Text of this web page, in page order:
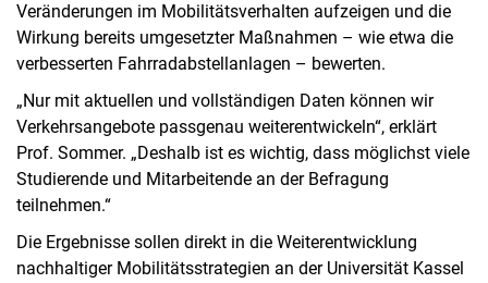
Veränderungen im Mobilitätsverhalten aufzeigen und die
Wirkung bereits umgesetzter Maßnahmen – wie etwa die
verbesserten Fahrradabstellanlagen – bewerten.
„Nur mit aktuellen und vollständigen Daten können wir
Verkehrsangebote passgenau weiterentwickeln“, erklärt
Prof. Sommer. „Deshalb ist es wichtig, dass möglichst viele
Studierende und Mitarbeitende an der Befragung
teilnehmen.“
Die Ergebnisse sollen direkt in die Weiterentwicklung
nachhaltiger Mobilitätsstrategien an der Universität Kassel